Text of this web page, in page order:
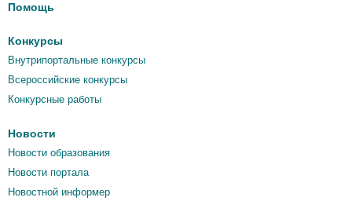
Помощь
Конкурсы
Внутрипортальные конкурсы
Всероссийские конкурсы
Конкурсные работы
Новости
Новости образования
Новости портала
Новостной информер